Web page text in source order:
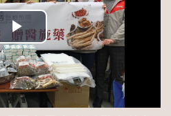
Play
Video